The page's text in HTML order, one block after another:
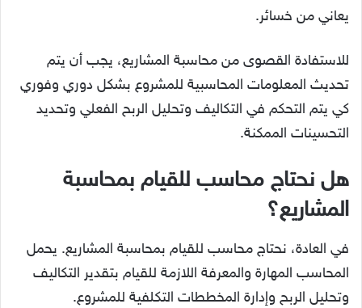
يعاني من خسائر.
للاستفادة القصوى من محاسبة المشاريع، يجب أن يتم
تحديث المعلومات المحاسبية للمشروع بشكل دوري وفوري
كي يتم التحكم في التكاليف وتحليل الربح الفعلي وتحديد
التحسينات الممكنة.
هل نحتاج محاسب للقيام بمحاسبة
المشاريع؟
في العادة، نحتاج محاسب للقيام بمحاسبة المشاريع. يحمل
المحاسب المهارة والمعرفة اللازمة للقيام بتقدير التكاليف
وتحليل الربح وإدارة المخططات التكلفية للمشروع.